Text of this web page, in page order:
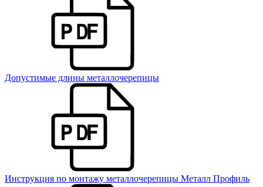
Допустимые длины металлочерепицы
Инструкция по монтажу металлочерепицы Металл Профиль